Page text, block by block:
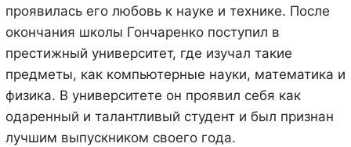
проявилась его любовь к науке и технике. После
окончания школы Гончаренко поступил в
престижный университет, где изучал такие
предметы, как компьютерные науки, математика и
физика. В университете он проявил себя как
одаренный и талантливый студент и был признан
лучшим выпускником своего года.